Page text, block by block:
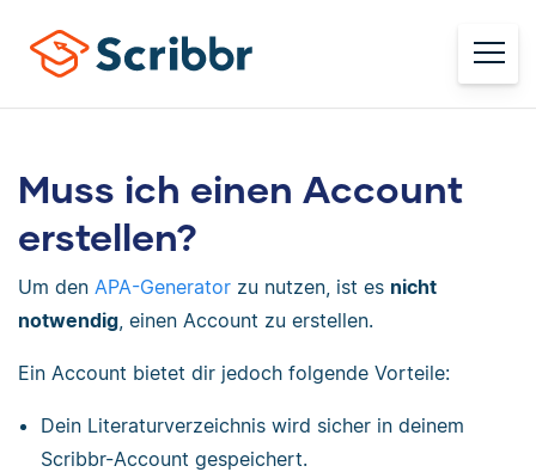
Muss ich einen Account
erstellen?
Um den APA-Generator zu nutzen, ist es nicht
notwendig, einen Account zu erstellen.
Ein Account bietet dir jedoch folgende Vorteile:
Dein Literaturverzeichnis wird sicher in deinem
Scribbr-Account gespeichert.